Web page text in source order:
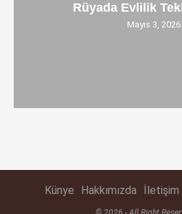
Rüyada Evlilik
Mayıs 3, 2026
Künye Hakkımızda İletişim